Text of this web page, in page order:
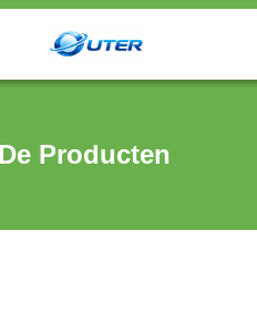
Producten